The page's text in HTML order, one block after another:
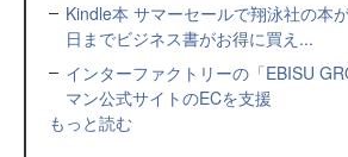
Kindle本 サマーセールで翔泳社の
日までビジネス書がお得に買え...
インターファクトリーの「EBISU
マン公式サイトのECを支援
もっと読む